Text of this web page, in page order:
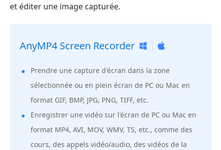
et éditer une image capturée.
AnyMP4 Screen Recorder
Prendre une capture d'écran dans la zone
sélectionnée ou en plein écran de PC ou Mac en
format GIF, BMP, JPG, PNG, TIFF, etc.
Enregistrer une vidéo sur l'écran de PC ou Mac en
format MP4, AVI, MOV, WMV, TS, etc., comme des
cours, des appels vidéo/audio, des vidéos de la